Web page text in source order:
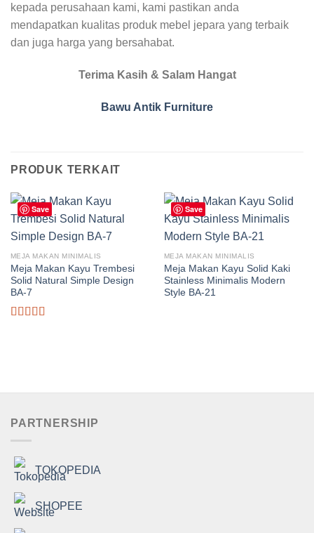
kepada perusahaan kami, kami pastikan anda
mendapatkan kualitas produk mebel jepara yang terbaik
dan juga harga yang bersahabat.
Terima Kasih & Salam Hangat
Bawu Antik Furniture
PRODUK TERKAIT
Save
MEJA MAKAN MINIMALIS
Meja Makan Kayu Trembesi
Solid Natural Simple Design
BA-7
Save
MEJA MAKAN MINIMALIS
Meja Makan Kayu Solid Kaki
Stainless Minimalis Modern
Style BA-21
PARTNERSHIP
TOKOPEDIA
SHOPEE